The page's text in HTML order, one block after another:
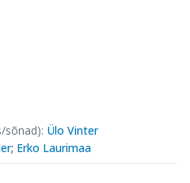
sõnad): Ülo Vinter
; Erko Laurimaa